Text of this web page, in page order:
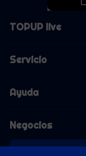
TOPUP live
Servicio
Ayuda
Negocios